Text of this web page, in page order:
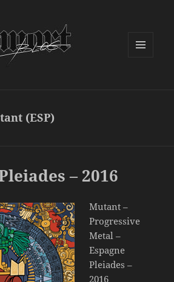
(ESP)
– 2016
Mutant –
Progressive
Metal –
Espagne
Pleiades –
2016